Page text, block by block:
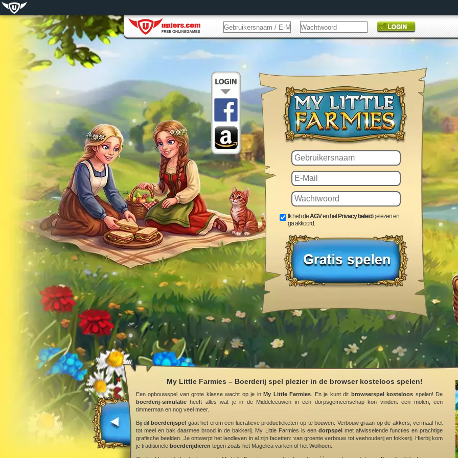
Ik heb deAGVen hetPrivacy beleid gelezen en
ga akkoord.
My Little Farmies – Boerderij spel plezier in de browser kosteloos spelen!
Een opbouwspel van grote klasse wacht op je inMy Little Farmies . En je kunt dit browserspel kosteloos spelen! De
boerderij-simulatie heeft alles wat je in de Middeleeuwen in een dorpsgemeenschap kon vinden: een molen, een
timmerman en nog veel meer.
Bij ditboerderijspel gaat het erom een lucratieve productieketen op te bouwen. Verbouw graan op de akkers, vermaal het
tot meel en bak daarmee brood in de bakkerij. My Little Farmies is een dorpspelmet afwisselende functies en prachtige
grafische beelden. Je ontwerpt het landleven in al zijn facetten: van groente verbouw tot veehouderij en fokkerij. Hierbij kom
je traditionele boerderijdieren tegen zoals het Magelica varken of het Wolhoen.